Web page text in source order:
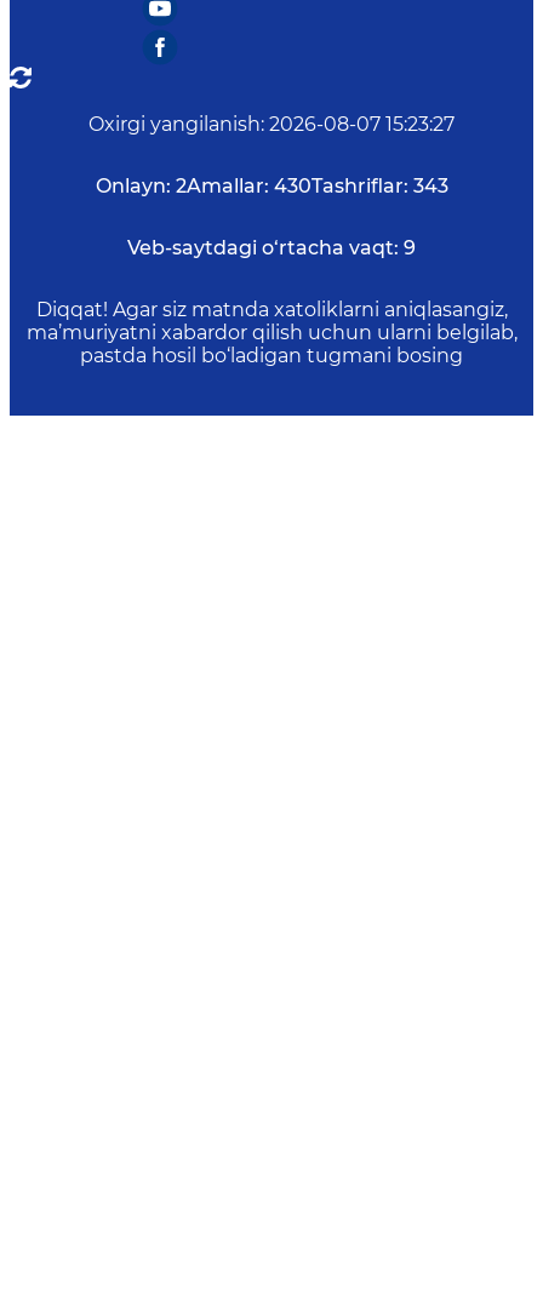
Oxirgi yangilanish: 2026-08-07 15:23:27
Onlayn: 2Amallar: 430Tashriflar: 343
Veb-saytdagi o‘rtacha vaqt: 9
Diqqat! Agar siz matnda xatoliklarni aniqlasangiz,
ma’muriyatni xabardor qilish uchun ularni belgilab,
pastda hosil bo‘ladigan tugmani bosing